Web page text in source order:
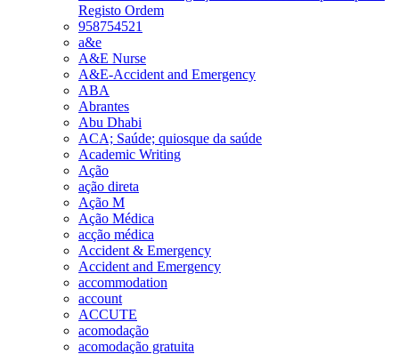
Registo Ordem
958754521
a&e
A&E Nurse
A&E-Accident and Emergency
ABA
Abrantes
Abu Dhabi
ACA; Saúde; quiosque da saúde
Academic Writing
Ação
ação direta
Ação M
Ação Médica
acção médica
Accident & Emergency
Accident and Emergency
accommodation
account
ACCUTE
acomodação
acomodação gratuita